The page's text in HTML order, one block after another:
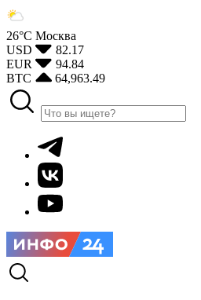
26°С Москва
USD
82.17
EUR
94.84
BTC
64,963.49